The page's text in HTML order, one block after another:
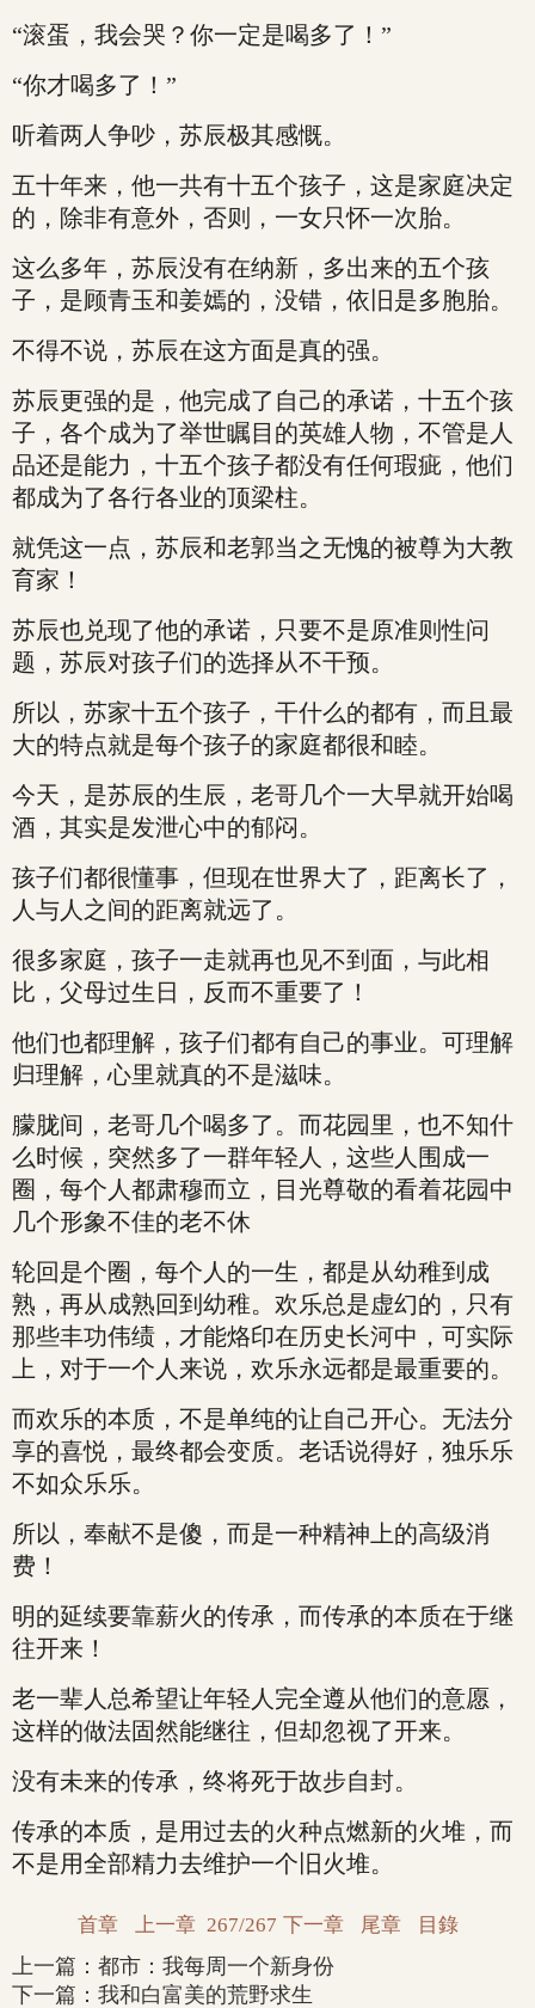
“滚蛋，我会哭？你一定是喝多了！”
“你才喝多了！”
听着两人争吵，苏辰极其感慨。
五十年来，他一共有十五个孩子，这是家庭决定
的，除非有意外，否则，一女只怀一次胎。
这么多年，苏辰没有在纳新，多出来的五个孩
子，是顾青玉和姜嫣的，没错，依旧是多胞胎。
不得不说，苏辰在这方面是真的强。
苏辰更强的是，他完成了自己的承诺，十五个孩
子，各个成为了举世瞩目的英雄人物，不管是人
品还是能力，十五个孩子都没有任何瑕疵，他们
都成为了各行各业的顶梁柱。
就凭这一点，苏辰和老郭当之无愧的被尊为大教
育家！
苏辰也兑现了他的承诺，只要不是原准则性问
题，苏辰对孩子们的选择从不干预。
所以，苏家十五个孩子，干什么的都有，而且最
大的特点就是每个孩子的家庭都很和睦。
今天，是苏辰的生辰，老哥几个一大早就开始喝
酒，其实是发泄心中的郁闷。
孩子们都很懂事，但现在世界大了，距离长了，
人与人之间的距离就远了。
很多家庭，孩子一走就再也见不到面，与此相
比，父母过生日，反而不重要了！
他们也都理解，孩子们都有自己的事业。可理解
归理解，心里就真的不是滋味。
朦胧间，老哥几个喝多了。而花园里，也不知什
么时候，突然多了一群年轻人，这些人围成一
圈，每个人都肃穆而立，目光尊敬的看着花园中
几个形象不佳的老不休
轮回是个圈，每个人的一生，都是从幼稚到成
熟，再从成熟回到幼稚。欢乐总是虚幻的，只有
那些丰功伟绩，才能烙印在历史长河中，可实际
上，对于一个人来说，欢乐永远都是最重要的。
而欢乐的本质，不是单纯的让自己开心。无法分
享的喜悦，最终都会变质。老话说得好，独乐乐
不如众乐乐。
所以，奉献不是傻，而是一种精神上的高级消
费！
明的延续要靠薪火的传承，而传承的本质在于继
往开来！
老一辈人总希望让年轻人完全遵从他们的意愿，
这样的做法固然能继往，但却忽视了开来。
没有未来的传承，终将死于故步自封。
传承的本质，是用过去的火种点燃新的火堆，而
不是用全部精力去维护一个旧火堆。
首章 上一章 267/267 下一章 尾章 目錄
上一篇： 都市：我每周一个新身份
下一篇： 我和白富美的荒野求生